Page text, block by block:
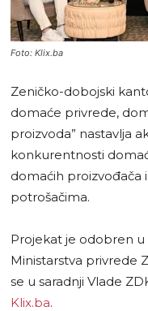
Foto: Klix.ba
Zeničko-dobojski
domaće privrede,
proizvoda” nastavlja
konkurentnosti
domaćih proizvođača
potrošačima.
Projekat je odobren u
Ministarstva privrede
se u saradnji Vlade
Klix.ba.